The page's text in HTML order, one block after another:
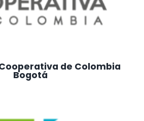
de Colombia
Bogotá